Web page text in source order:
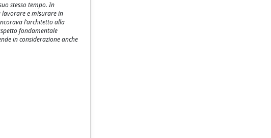
stesso tempo. In
lavorare e misurare in
l’architetto alla
fondamentale
in considerazione anche